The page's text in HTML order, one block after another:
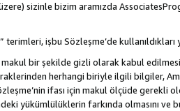
sizinle bizim aramızda
terimleri, işbu Sözleşme’de
bir şekilde gizli olarak kabul
herhangi biriyle ilgili bilgiler,
ifası için makul ölçüde gerekli
yükümlülüklerin farkında olmasını ve